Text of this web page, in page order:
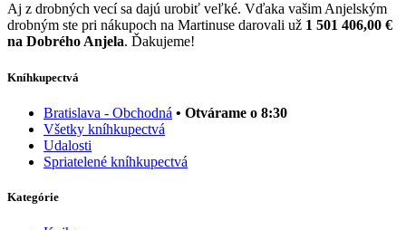
Aj z drobných vecí sa dajú urobiť veľké. Vďaka vašim Anjelským
drobným ste pri nákupoch na Martinuse darovali už 1 501 406,00 €
na Dobrého Anjela. Ďakujeme!
Kníhkupectvá
Bratislava - Obchodná • Otvárame o 8:30
Všetky kníhkupectvá
Udalosti
Spriatelené kníhkupectvá
Kategórie